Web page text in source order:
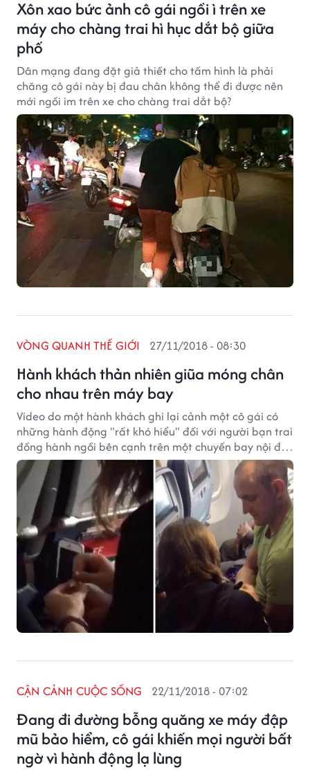
Xôn xao bức ảnh cô gái ngồi ì trên xe
máy cho chàng trai hì hục dắt bộ giữa
phố
Dân mạng đang đặt giả thiết cho tấm hình là phải
chăng cô gái này bị đau chân không thể đi được nên
mới ngồi im trên xe cho chàng trai dắt bộ?
Hành khách thản nhiên giũa móng chân
cho nhau trên máy bay
VÒNG QUANH THẾ GIỚI 27/11/2018 - 08:30
Video do một hành khách ghi lại cảnh một cô gái có
những hành động "rất khó hiểu" đối với người bạn trai
đồng hành ngồi bên cạnh trên một chuyến bay nội địa
ở Anh khiến nhiều người ngán ngẩm.
Đang đi đường bỗng quăng xe máy đập
mũ bảo hiểm, cô gái khiến mọi người bất
ngờ vì hành động lạ lùng
CẬN CẢNH CUỘC SỐNG 22/11/2018 - 07:02